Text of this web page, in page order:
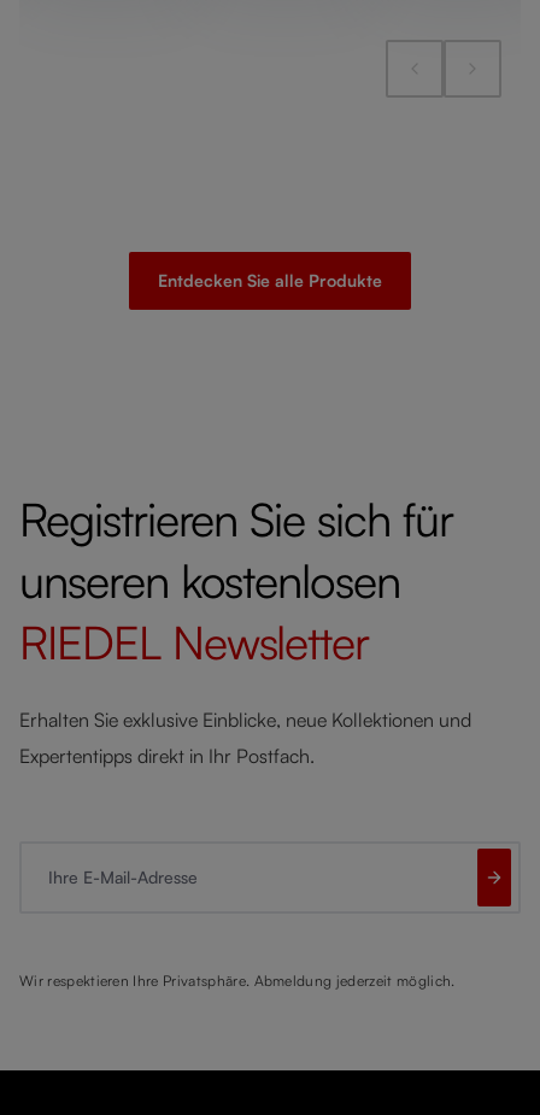
Entdecken Sie alle Produkte
Registrieren Sie sich für
unseren kostenlosen
RIEDEL Newsletter
Erhalten Sie exklusive Einblicke, neue Kollektionen und
Expertentipps direkt in Ihr Postfach.
Wir respektieren Ihre Privatsphäre. Abmeldung jederzeit möglich.